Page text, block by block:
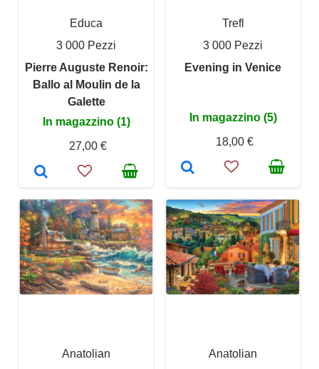
Educa
3 000 Pezzi
Pierre Auguste Renoir:
Ballo al Moulin de la
Galette
In magazzino (1)
27,00 €
Trefl
3 000 Pezzi
Evening in Venice
In magazzino (5)
18,00 €
Anatolian
Anatolian